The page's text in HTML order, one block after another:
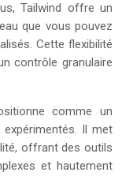
Tailwind offre un
que vous pouvez
Cette flexibilité
contrôle granulaire
comme un
Il met
offrant des outils
et hautement